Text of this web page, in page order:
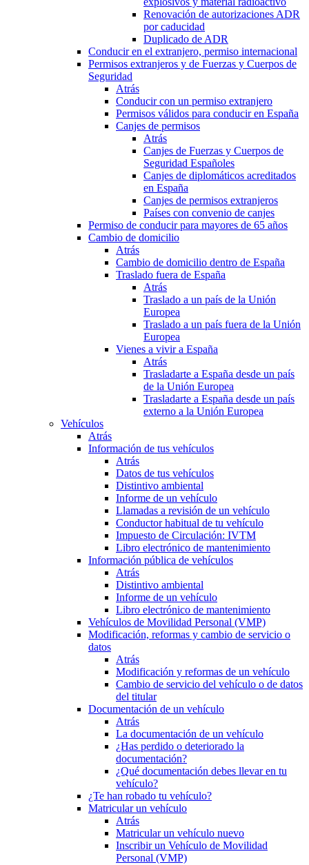
Renovación de autorizaciones ADR
por caducidad
Duplicado de ADR
Conducir en el extranjero, permiso internacional
Permisos extranjeros y de Fuerzas y Cuerpos de
Seguridad
Atrás
Conducir con un permiso extranjero
Permisos válidos para conducir en España
Canjes de permisos
Atrás
Canjes de Fuerzas y Cuerpos de
Seguridad Españoles
Canjes de diplomáticos acreditados
en España
Canjes de permisos extranjeros
Países con convenio de canjes
Permiso de conducir para mayores de 65 años
Cambio de domicilio
Atrás
Cambio de domicilio dentro de España
Traslado fuera de España
Atrás
Traslado a un país de la Unión
Europea
Traslado a un país fuera de la Unión
Europea
Vienes a vivir a España
Atrás
Trasladarte a España desde un país
de la Unión Europea
Trasladarte a España desde un país
externo a la Unión Europea
Vehículos
Atrás
Información de tus vehículos
Atrás
Datos de tus vehículos
Distintivo ambiental
Informe de un vehículo
Llamadas a revisión de un vehículo
Conductor habitual de tu vehículo
Impuesto de Circulación: IVTM
Libro electrónico de mantenimiento
Información pública de vehículos
Atrás
Distintivo ambiental
Informe de un vehículo
Libro electrónico de mantenimiento
Vehículos de Movilidad Personal (VMP)
Modificación, reformas y cambio de servicio o
datos
Atrás
Modificación y reformas de un vehículo
Cambio de servicio del vehículo o de datos
del titular
Documentación de un vehículo
Atrás
La documentación de un vehículo
¿Has perdido o deteriorado la
documentación?
¿Qué documentación debes llevar en tu
vehículo?
¿Te han robado tu vehículo?
Matricular un vehículo
Atrás
Matricular un vehículo nuevo
Inscribir un Vehículo de Movilidad
Personal (VMP)